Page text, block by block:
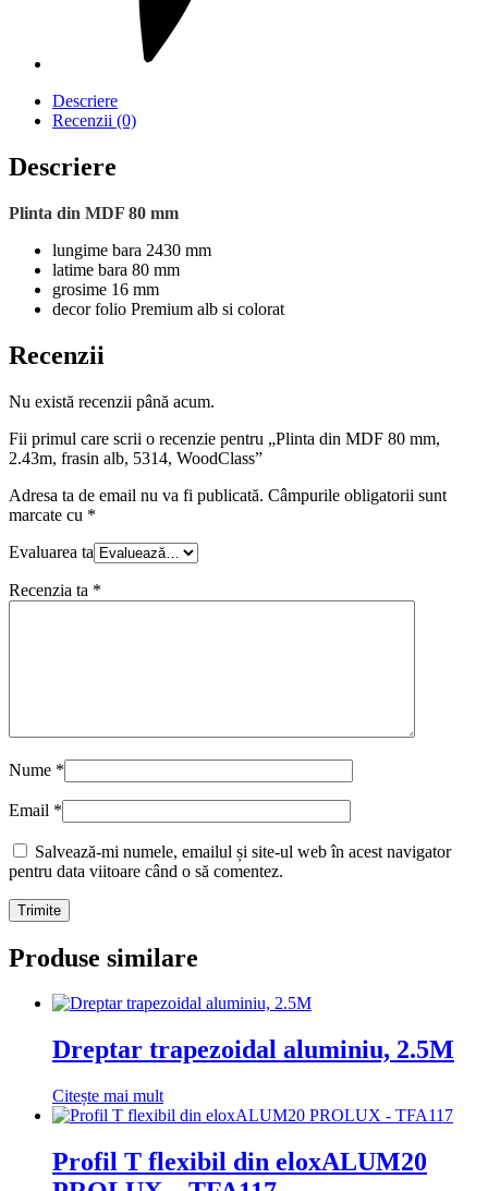
Descriere
Recenzii (0)
Descriere
Plinta din MDF 80 mm
lungime bara 2430 mm
latime bara 80 mm
grosime 16 mm
decor folio Premium alb si colorat
Recenzii
Nu există recenzii până acum.
Fii primul care scrii o recenzie pentru „Plinta din MDF 80 mm,
2.43m, frasin alb, 5314, WoodClass”
Adresa ta de email nu va fi publicată. Câmpurile obligatorii sunt
marcate cu *
Evaluarea ta
Recenzia ta *
Nume *
Email *
Salvează-mi numele, emailul și site-ul web în acest navigator
pentru data viitoare când o să comentez.
Produse similare
Dreptar trapezoidal aluminiu, 2.5M
Citește mai mult
Profil T flexibil din eloxALUM20